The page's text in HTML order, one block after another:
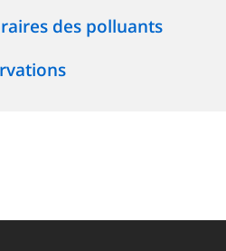
des polluants